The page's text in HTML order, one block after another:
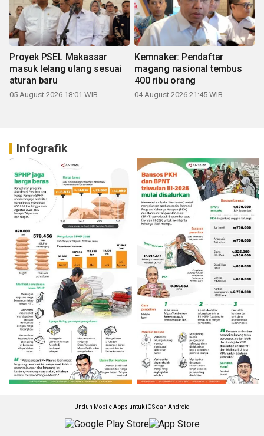
Proyek PSEL Makassar
masuk lelang ulang sesuai
aturan baru
05 August 2026 18:01 WIB
Kemnaker: Pendaftar
magang nasional tembus
400 ribu orang
04 August 2026 21:45 WIB
Infografik
Unduh Mobile Apps untuk iOS dan Android